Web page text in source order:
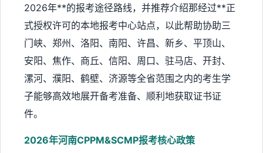
2026年**的报考途径路线，并推荐介绍那经过**正
式授权许可的本地报考中心站点，以此帮助协助三
门峡、郑州、洛阳、南阳、许昌、新乡、平顶山、
安阳、焦作、商丘、信阳、周口、驻马店、开封、
漯河、濮阳、鹤壁、济源等全省范围之内的考生学
子能够高效地展开备考准备、顺利地获取证书证
件。
2026年河南CPPM&SCMP报考核心政策